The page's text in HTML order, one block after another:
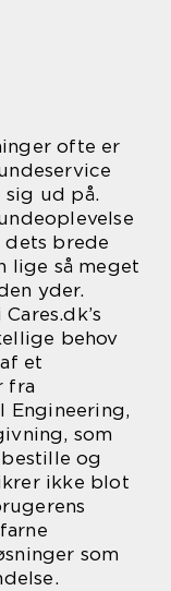
ofte er
sig ud på.
brede
lige så meget
yder.
behov
et
fra
Engineering,
som
og
ikke blot
som